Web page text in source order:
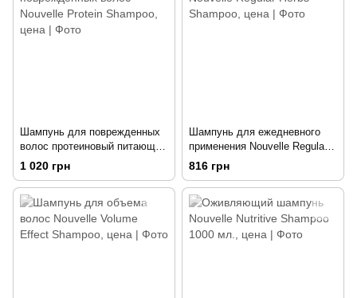
Шампунь для поврежденных
волос протеиновый питающий
Nouvelle Protein Shampoo 1000
1 020 грн
Шампунь для ежедневного
применения Nouvelle Regular
Herbs Shampoo 1000 мл.
816 грн